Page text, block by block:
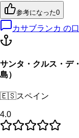
参考になった0
カサブランカ の
サンタ・クルス・デ
島）
🇪🇸スペイン
4.0